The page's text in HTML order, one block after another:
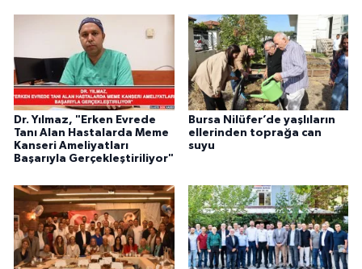
Dr. Yılmaz, "Erken Evrede
Tanı Alan Hastalarda Meme
Kanseri Ameliyatları
Başarıyla Gerçekleştiriliyor"
Bursa Nilüfer’de yaşlıların
ellerinden toprağa can
suyu